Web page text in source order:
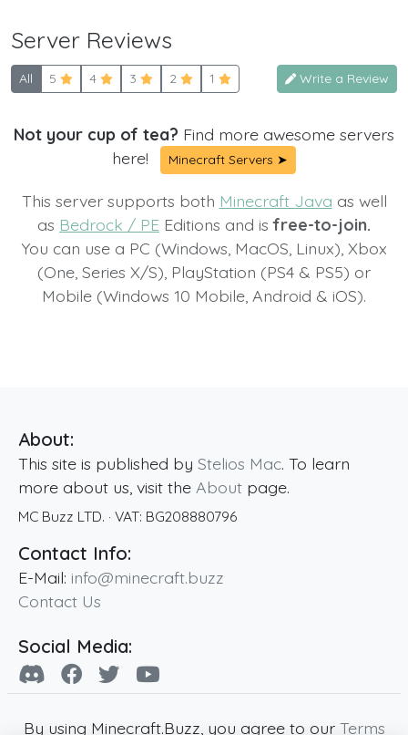
Server Reviews
All 5 4 3 2 1 Write a Review
Not your cup of tea? Find more awesome servers
here!
Minecraft Servers ➤
This server supports both Minecraft Java as well
as Bedrock / PE Editions and isfree-to-join.
You can use a PC (Windows, MacOS, Linux), Xbox
(One, Series X/S), PlayStation (PS4 & PS5) or
Mobile (Windows 10 Mobile, Android & iOS).
About:
This site is published by Stelios Mac. To learn
more about us, visit the About page.
MC Buzz LTD. · VAT: BG208880796
Contact Info:
E-Mail: info@minecraft.buzz
Contact Us
Social Media:
By using Minecraft.Buzz, you agree to our Terms